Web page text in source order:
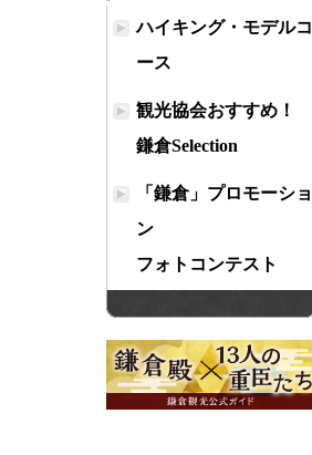
ハイキング・モデルコ
ース
観光協会おすすめ！
鎌倉Selection
「鎌倉」プロモーショ
ン
フォトコンテスト